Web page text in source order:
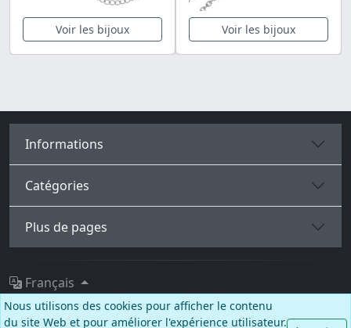
Voir les bijoux Voir les bijoux
Informations
Catégories
Plus de pages
Facebook Instagram TikTok
Français
Nous utilisons des cookies pour afficher le contenu
du site Web et pour améliorer l'expérience utilisateur.